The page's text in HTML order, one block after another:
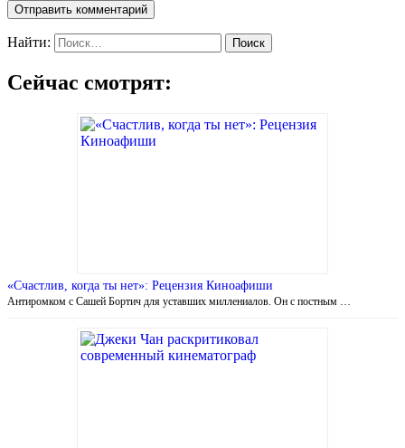
Найти:
Сейчас смотрят:
«Счастлив, когда ты нет»: Рецензия Киноафиши
Антиромком с Сашей Бортич для уставших миллениалов. Он с постным …